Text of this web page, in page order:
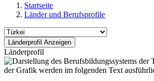
Startseite
Länder und Berufsprofile
Länderprofil